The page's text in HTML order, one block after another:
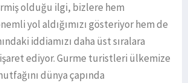
olduğu ilgi, bizlere hem
yol aldığımızı gösteriyor hem de
iddiamızı daha üst sıralara
işaret ediyor. Gurme turistleri ülkemize
dünya çapında